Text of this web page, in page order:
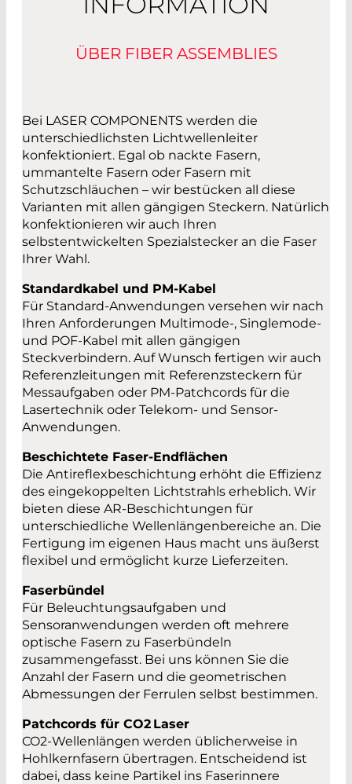
ÜBER FIBER ASSEMBLIES
Bei LASER COMPONENTS werden die
unterschiedlichsten Lichtwellenleiter
konfektioniert. Egal ob nackte Fasern,
ummantelte Fasern oder Fasern mit
Schutzschläuchen – wir bestücken all diese
Varianten mit allen gängigen Steckern. Natürlich
konfektionieren wir auch Ihren
selbstentwickelten Spezialstecker an die Faser
Ihrer Wahl.
Standardkabel und PM-Kabel
Für Standard-Anwendungen versehen wir nach
Ihren Anforderungen Multimode-, Singlemode-
und POF-Kabel mit allen gängigen
Steckverbindern. Auf Wunsch fertigen wir auch
Referenzleitungen mit Referenzsteckern für
Messaufgaben oder PM-Patchcords für die
Lasertechnik oder Telekom- und Sensor-
Anwendungen.
Beschichtete Faser-Endflächen
Die Antireflexbeschichtung erhöht die Effizienz
des eingekoppelten Lichtstrahls erheblich. Wir
bieten diese AR-Beschichtungen für
unterschiedliche Wellenlängenbereiche an. Die
Fertigung im eigenen Haus macht uns äußerst
flexibel und ermöglicht kurze Lieferzeiten.
Faserbündel
Für Beleuchtungsaufgaben und
Sensoranwendungen werden oft mehrere
optische Fasern zu Faserbündeln
zusammengefasst. Bei uns können Sie die
Anzahl der Fasern und die geometrischen
Abmessungen der Ferrulen selbst bestimmen.
Patchcords für CO2 Laser
CO2-Wellenlängen werden üblicherweise in
Hohlkernfasern übertragen. Entscheidend ist
dabei, dass keine Partikel ins Faserinnere